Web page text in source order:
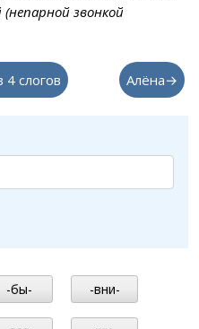
звонкой
4 слогов Алёна→
-бы- -вни-